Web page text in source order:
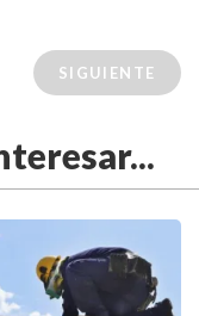
SIGUIENTE